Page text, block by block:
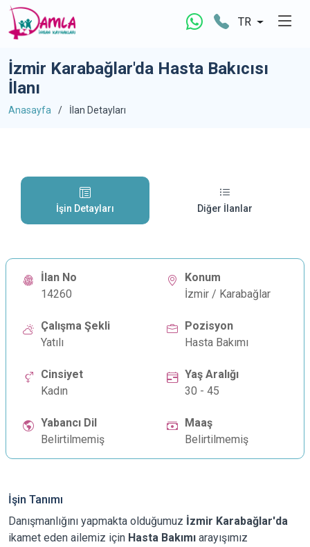
TR
İzmir Karabağlar'da Hasta Bakıcısı
İlanı
Anasayfa İlan Detayları
İşin Detayları Diğer İlanlar
İlan No
14260
Konum
İzmir / Karabağlar
Çalışma Şekli
Yatılı
Pozisyon
Hasta Bakımı
Cinsiyet
Kadın
Yaş Aralığı
30 - 45
Yabancı Dil
Belirtilmemiş
Maaş
Belirtilmemiş
İşin Tanımı
Danışmanlığını yapmakta olduğumuz İzmir Karabağlar'da
ikamet eden ailemiz için Hasta Bakımı arayışımız